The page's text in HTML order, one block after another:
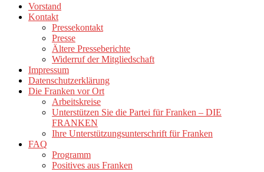
Vorstand
Kontakt
Pressekontakt
Presse
Ältere Presseberichte
Widerruf der Mitgliedschaft
Impressum
Datenschutzerklärung
Die Franken vor Ort
Arbeitskreise
Unterstützen Sie die Partei für Franken – DIE
FRANKEN
Ihre Unterstützungsunterschrift für Franken
FAQ
Programm
Positives aus Franken